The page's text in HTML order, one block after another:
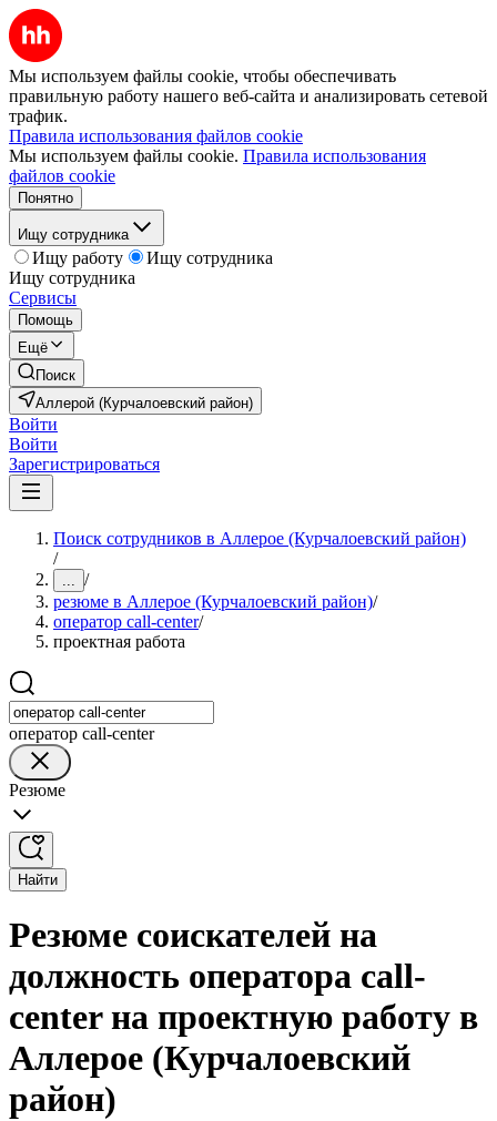
Мы используем файлы cookie, чтобы обеспечивать
правильную работу нашего веб-сайта и анализировать сетевой
трафик.
Правила использования файлов cookie
Мы используем файлы cookie. Правила использования
файлов cookie
Понятно
Ищу сотрудника
Ищу работу
Ищу сотрудника
Ищу сотрудника
Сервисы
Помощь
Ещё
Поиск
Аллерой (Курчалоевский район)
Войти
Войти
Зарегистрироваться
Поиск сотрудников в Аллерое (Курчалоевский район)
/
... /
резюме в Аллерое (Курчалоевский район)/
оператор call-center/
проектная работа
оператор call-center
Резюме
Найти
Резюме соискателей на
должность оператора call-
center на проектную работу в
Аллерое (Курчалоевский
район)